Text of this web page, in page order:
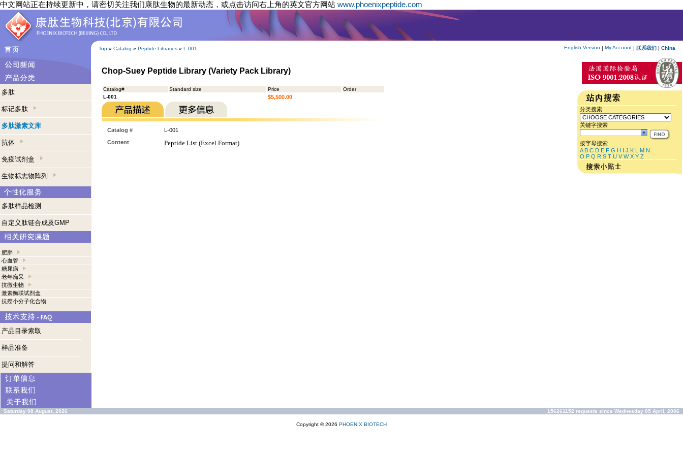
中文网站正在持续更新中，请密切关注我们康肽生物的最新动态，或点击访问右上角的英文官方网站 www.phoenixpeptide.com
Top » Catalog » Peptide Libraries » L-001 English Version | My Account | 联系我们 | China
多肽
标记多肽
多肽激素文库
抗体
免疫试剂盒
生物标志物阵列
多肽样品检测
自定义肽链合成及GMP
肥胖
心血管
糖尿病
老年痴呆
抗微生物
激素酶联试剂盒
抗癌小分子化合物
产品目录索取
样品准备
提问和解答
Chop-Suey Peptide Library (Variety Pack Library)
Catalog# Standard size Price
Order
L-001
$5,500.00
Catalog #
L-001
Content
Peptide List (Excel Format)
分类搜索
关键字搜索
按字母搜索
A B C D E F G H I J K L M N
O P Q R S T U V W X Y Z
Saturday 08 August, 2026 156261152 requests since Wednesday 05 April, 2006
Copyright © 2026 PHOENIX BIOTECH